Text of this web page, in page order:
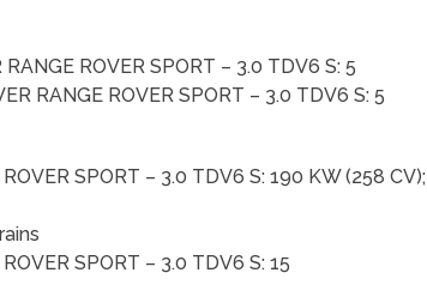
ROVER SPORT – 3.0 TDV6 S: 5
RANGE ROVER SPORT – 3.0 TDV6 S: 5
SPORT – 3.0 TDV6 S: 190 KW (258 CV);
SPORT – 3.0 TDV6 S: 15